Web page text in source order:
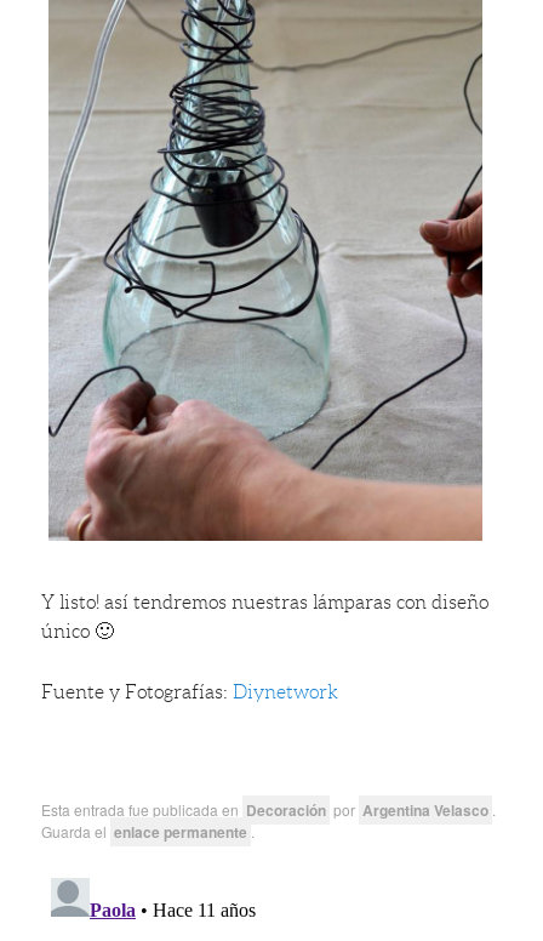
Y listo! así tendremos nuestras lámparas con diseño
único 🙂
Fuente y Fotografías:Diynetwork
Esta entrada fue publicada en Decoración por Argentina Velasco
Guarda el enlace permanente